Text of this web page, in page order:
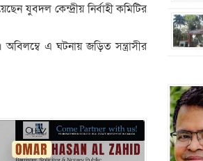
যুবদল কেন্দ্রীয় নির্বাহী কমিটির
এ ঘটনায় জড়িত সন্ত্রাসীর